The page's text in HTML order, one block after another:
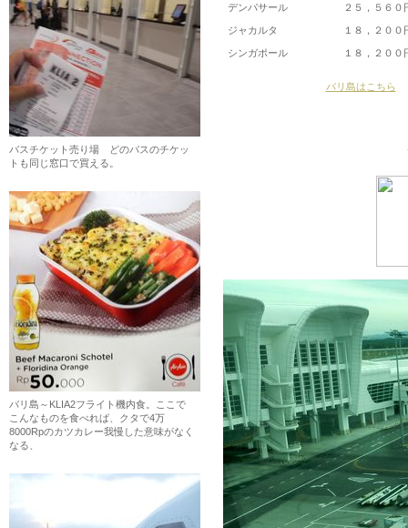
デンパサール ２５，５６０
ジャカルタ １８，２００
シンガポール １８，２００
バリ島はこちら
バスチケット売り場 どのバスのチケッ
トも同じ窓口で買える。
バリ島～KLIA2フライト機内食。ここで
こんなものを食べれば、クタで4万
8000Rpのカツカレー我慢した意味がなく
なる、